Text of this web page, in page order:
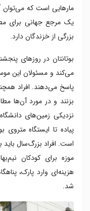
مارهایی است که می‌توان
یک مرجع جهانی برای
بزرگی از خزندگان دارد.
بوتانتان در روزهای
می‌کند و مسئولان این
پاسخ می‌دهند. افراد
بزنند و در مورد آن‌ها
نزدیکی زمین‌های
موزه برای کودکان
هزینه‌ای وارد پارک،
شد.